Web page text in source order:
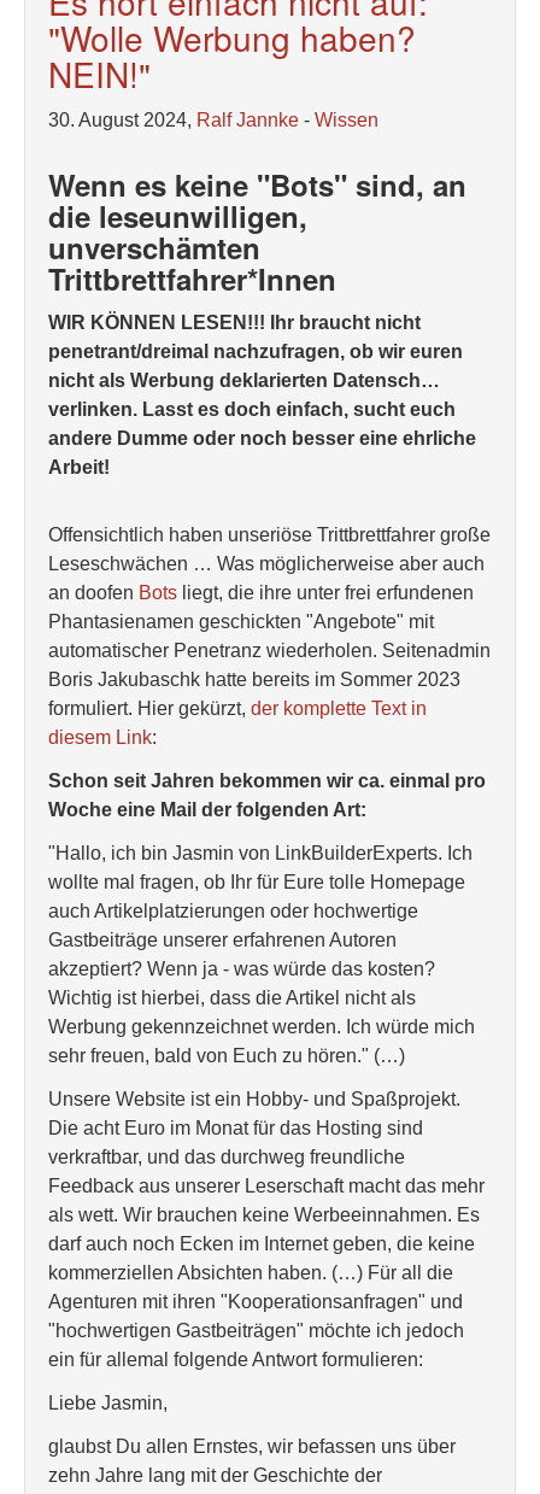
"Wolle Werbung haben?
NEIN!"
30. August 2024, Ralf Jannke - Wissen
Wenn es keine "Bots" sind, an
die leseunwilligen,
unverschämten
Trittbrettfahrer*Innen
WIR KÖNNEN LESEN!!! Ihr braucht nicht
penetrant/dreimal nachzufragen, ob wir euren
nicht als Werbung deklarierten Datensch…
verlinken. Lasst es doch einfach, sucht euch
andere Dumme oder noch besser eine ehrliche
Arbeit!
Offensichtlich haben unseriöse Trittbrettfahrer große
Leseschwächen … Was möglicherweise aber auch
an doofen Bots liegt, die ihre unter frei erfundenen
Phantasienamen geschickten "Angebote" mit
automatischer Penetranz wiederholen. Seitenadmin
Boris Jakubaschk hatte bereits im Sommer 2023
formuliert. Hier gekürzt, der komplette Text in
diesem Link:
Schon seit Jahren bekommen wir ca. einmal pro
Woche eine Mail der folgenden Art:
"Hallo, ich bin Jasmin von LinkBuilderExperts. Ich
wollte mal fragen, ob Ihr für Eure tolle Homepage
auch Artikelplatzierungen oder hochwertige
Gastbeiträge unserer erfahrenen Autoren
akzeptiert? Wenn ja - was würde das kosten?
Wichtig ist hierbei, dass die Artikel nicht als
Werbung gekennzeichnet werden. Ich würde mich
sehr freuen, bald von Euch zu hören." (…)
Unsere Website ist ein Hobby- und Spaßprojekt.
Die acht Euro im Monat für das Hosting sind
verkraftbar, und das durchweg freundliche
Feedback aus unserer Leserschaft macht das mehr
als wett. Wir brauchen keine Werbeeinnahmen. Es
darf auch noch Ecken im Internet geben, die keine
kommerziellen Absichten haben. (…) Für all die
Agenturen mit ihren "Kooperationsanfragen" und
"hochwertigen Gastbeiträgen" möchte ich jedoch
ein für allemal folgende Antwort formulieren:
Liebe Jasmin,
glaubst Du allen Ernstes, wir befassen uns über
zehn Jahre lang mit der Geschichte der